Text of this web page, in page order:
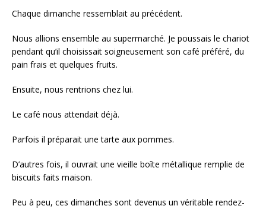
Chaque dimanche ressemblait au précédent.
Nous allions ensemble au supermarché. Je poussais le chariot
pendant qu’il choisissait soigneusement son café préféré, du
pain frais et quelques fruits.
Ensuite, nous rentrions chez lui.
Le café nous attendait déjà.
Parfois il préparait une tarte aux pommes.
D’autres fois, il ouvrait une vieille boîte métallique remplie de
biscuits faits maison.
Peu à peu, ces dimanches sont devenus un véritable rendez-